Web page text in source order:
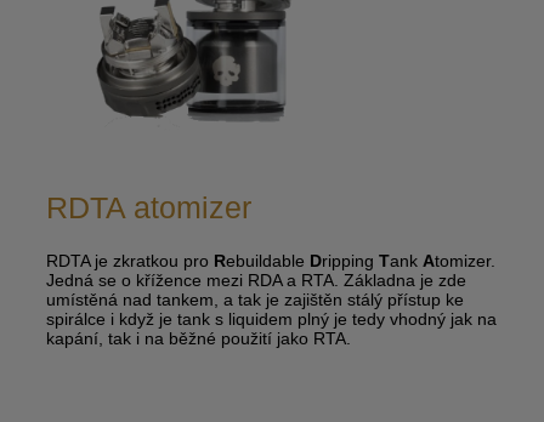
RDTA atomizer
RDTA je zkratkou pro Rebuildable Dripping Tank Atomizer.
Jedná se o křížence mezi RDA a RTA. Základna je zde
umístěná nad tankem, a tak je zajištěn stálý přístup ke
spirálce i když je tank s liquidem plný je tedy vhodný jak na
kapání, tak i na běžné použití jako RTA.